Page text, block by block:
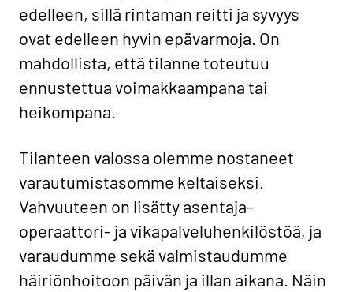
edelleen, sillä rintaman reitti ja syvyys
ovat edelleen hyvin epävarmoja. On
mahdollista, että tilanne toteutuu
ennustettua voimakkaampana tai
heikompana.
Tilanteen valossa olemme nostaneet
varautumistasomme keltaiseksi.
Vahvuuteen on lisätty asentaja-
operaattori- ja vikapalveluhenkilöstöä, ja
varaudumme sekä valmistaudumme
häiriönhoitoon päivän ja illan aikana. Näin